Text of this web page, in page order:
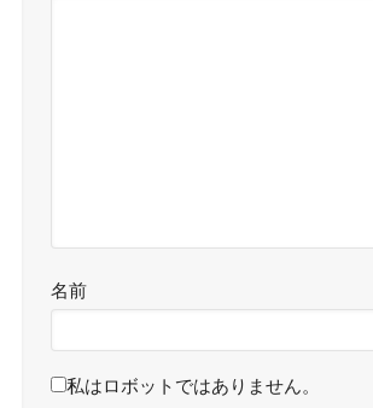
名前
私はロボットではありません。